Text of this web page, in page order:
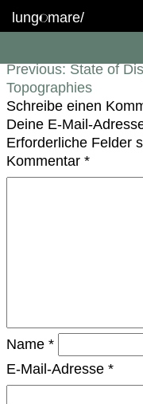
lung mare/
IMG_7133
Previous: State of
Topographies
Schreibe einen
Deine E-Mail-
Erforderliche Felder
Kommentar *
Name *
E-Mail-Adresse *